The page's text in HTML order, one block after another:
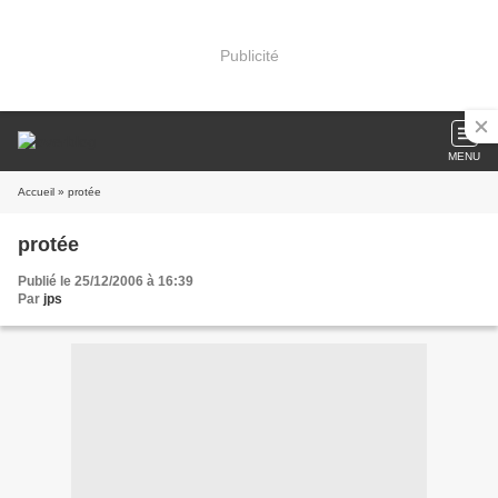
Publicité
MENU
Accueil » protée
protée
Publié le 25/12/2006 à 16:39
Par jps